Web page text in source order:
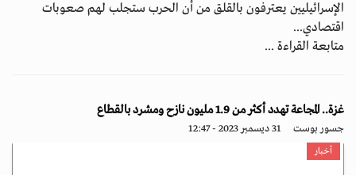
الإسرائيليين يعترفون بالقلق من أن الحرب ستجلب لهم صعوبات
اقتصادي...
متابعة القراءة ...
غزة.. المجاعة تهدد أكثر من 1.9 مليون نازح ومشرد بالقطاع
جسور بوست 31 ديسمبر 2023 - 12:47
أخبار